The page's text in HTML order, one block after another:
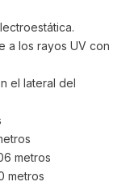
a los rayos UV con
el lateral del
metros
metros